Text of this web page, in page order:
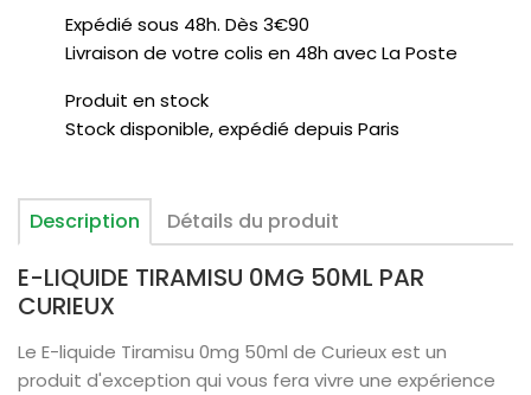
Expédié sous 48h. Dès 3€90
Livraison de votre colis en 48h avec La Poste
Produit en stock
Stock disponible, expédié depuis Paris
Description Détails du produit
E-LIQUIDE TIRAMISU 0MG 50ML PAR
CURIEUX
Le E-liquide Tiramisu 0mg 50ml de Curieux est un
produit d'exception qui vous fera vivre une expérience